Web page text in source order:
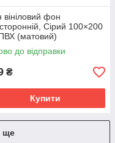
фон
Сірий 100×200
(матовий)
до відправки
₴
Купити
ще